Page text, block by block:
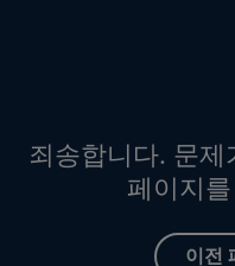
죄송합니다. 문
페이지
이전